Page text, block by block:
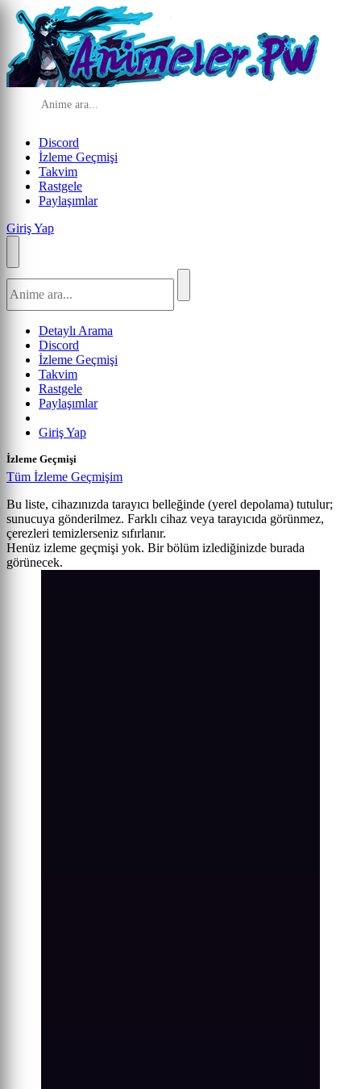
Discord
İzleme Geçmişi
Takvim
Rastgele
Paylaşımlar
Giriş Yap
Detaylı Arama
Discord
İzleme Geçmişi
Takvim
Rastgele
Paylaşımlar
Giriş Yap
İzleme Geçmişi
Tüm İzleme Geçmişim
Bu liste, cihazınızda tarayıcı belleğinde (yerel depolama) tutulur;
sunucuya gönderilmez. Farklı cihaz veya tarayıcıda görünmez,
çerezleri temizlerseniz sıfırlanır.
Henüz izleme geçmişi yok. Bir bölüm izlediğinizde burada
görünecek.